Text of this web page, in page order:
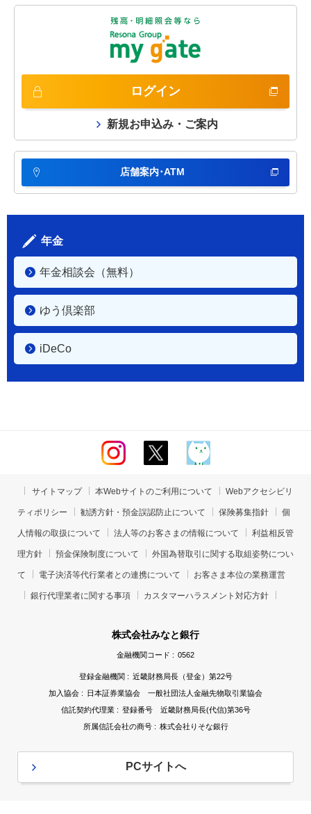
ログイン
新規お申込み・ご案内
店舗案内･ATM
年金
年金相談会（無料）
ゆう倶楽部
iDeCo
サイトマップ 本Webサイトのご利用について Webアクセシビリ
ティポリシー 勧誘方針・預金誤認防止について 保険募集指針 個
人情報の取扱について 法人等のお客さまの情報について 利益相反管
理方針 預金保険制度について 外国為替取引に関する取組姿勢につい
て 電子決済等代行業者との連携について お客さま本位の業務運営
銀行代理業者に関する事項 カスタマーハラスメント対応方針
株式会社みなと銀行
金融機関コード : 0562
登録金融機関 : 近畿財務局長（登金）第22号
加入協会 : 日本証券業協会 一般社団法人金融先物取引業協会
信託契約代理業 : 登録番号 近畿財務局長(代信)第36号
所属信託会社の商号 : 株式会社りそな銀行
PCサイトへ